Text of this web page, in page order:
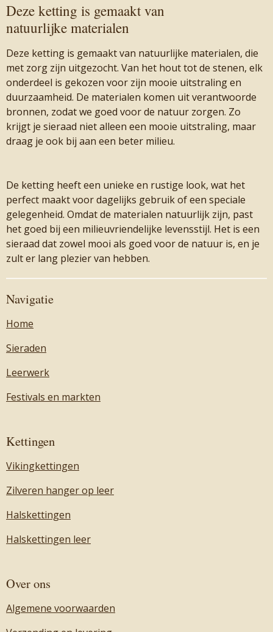
Deze ketting is gemaakt van
natuurlijke materialen
Deze ketting is gemaakt van natuurlijke materialen, die
met zorg zijn uitgezocht. Van het hout tot de stenen, elk
onderdeel is gekozen voor zijn mooie uitstraling en
duurzaamheid. De materialen komen uit verantwoorde
bronnen, zodat we goed voor de natuur zorgen. Zo
krijgt je sieraad niet alleen een mooie uitstraling, maar
draag je ook bij aan een beter milieu.
De ketting heeft een unieke en rustige look, wat het
perfect maakt voor dagelijks gebruik of een speciale
gelegenheid. Omdat de materialen natuurlijk zijn, past
het goed bij een milieuvriendelijke levensstijl. Het is een
sieraad dat zowel mooi als goed voor de natuur is, en je
zult er lang plezier van hebben.
Navigatie
Home
Sieraden
Leerwerk
Festivals en markten
Kettingen
Vikingkettingen
Zilveren hanger op leer
Halskettingen
Halskettingen leer
Over ons
Algemene voorwaarden